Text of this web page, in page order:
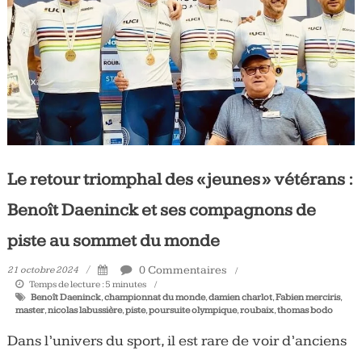
Tous
les
jours,
votre
actualité
vélo
et
triathlon
Le retour triomphal des « jeunes » vétérans :
Benoît Daeninck et ses compagnons de
piste au sommet du monde
21 octobre 2024 0 Commentaires
Temps de lecture : 5 minutes
Benoît Daeninck,championnat du monde,damien charlot,Fabien merciris,
master,nicolas labussière,piste,poursuite olympique,roubaix,thomas bodo
Dans l’univers du sport, il est rare de voir d’anciens